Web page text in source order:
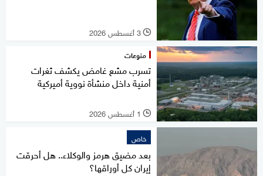
l 3 أغسطس 2026
منوعات
تسرب مشع غامض يكشف ثغرات
أمنية داخل منشأة نووية أميركية
l 1 أغسطس 2026
خاص
بعد مضيق هرمز والوكلاء.. هل أحرقت
إيران كل أوراقها؟